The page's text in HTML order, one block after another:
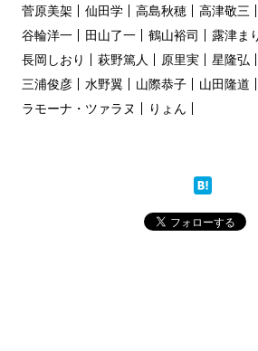
菅原美架
仙田学 高島秋穂 高津敬三
谷輪洋一
田山了一 鶴山裕司 露津ま
長岡しおり
萩野篤人 原里実 星隆弘
三浦俊彦
水野翼 山際恭子 山田隆道
ラモーナ・ツァラヌ
りょん